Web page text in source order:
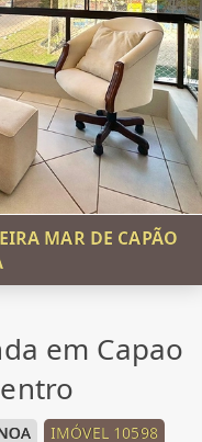
MAR DE CAPÃO
em Capao
IMÓVEL 10598